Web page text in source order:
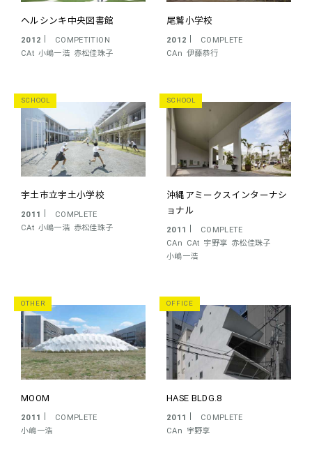
ヘルシンキ中央図書館
2012
COMPETITION
CAt 小嶋一浩 赤松佳珠子
尾鷲小学校
2012
COMPLETE
CAn 伊藤恭行
SCHOOL
宇土市立宇土小学校
2011
COMPLETE
CAt 小嶋一浩 赤松佳珠子
SCHOOL
沖縄アミークスインターナシ
ョナル
2011
COMPLETE
CAn CAt 宇野享 赤松佳珠子
小嶋一浩
OTHER
MOOM
2011
COMPLETE
小嶋一浩
OFFICE
HASE BLDG.8
2011
COMPLETE
CAn 宇野享